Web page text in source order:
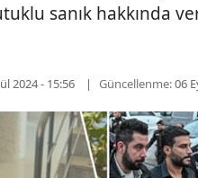
sanık hakkında
2024 - 15:56 Güncellenme:06